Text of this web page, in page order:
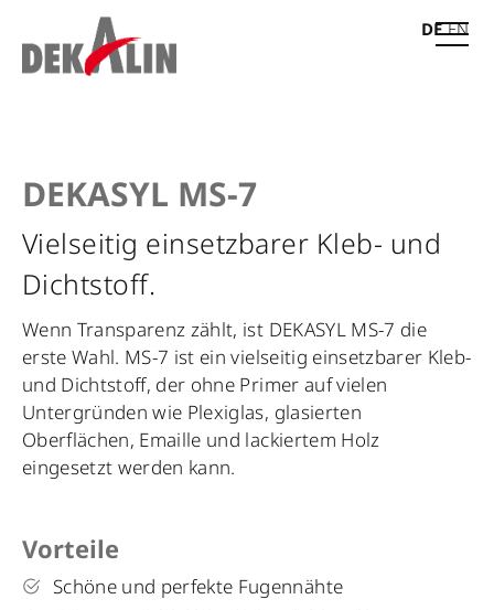
DE EN
DEKASYL MS-7
Vielseitig einsetzbarer Kleb- und
Dichtstoff.
Wenn Transparenz zählt, ist DEKASYL MS-7 die
erste Wahl. MS-7 ist ein vielseitig einsetzbarer Kleb-
und Dichtstoff, der ohne Primer auf vielen
Untergründen wie Plexiglas, glasierten
Oberflächen, Emaille und lackiertem Holz
eingesetzt werden kann.
Vorteile
Schöne und perfekte Fugennähte